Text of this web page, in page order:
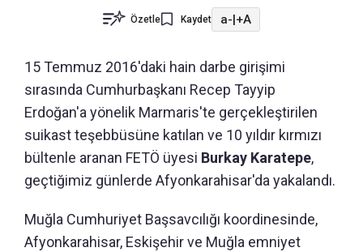
Özetle Kaydet a-|+A
15 Temmuz 2016'daki hain darbe girişimi
sırasında Cumhurbaşkanı Recep Tayyip
Erdoğan'a yönelik Marmaris'te gerçekleştirilen
suikast teşebbüsüne katılan ve 10 yıldır kırmızı
bültenle aranan FETÖ üyesi Burkay Karatepe,
geçtiğimiz günlerde Afyonkarahisar'da yakalandı.
Muğla Cumhuriyet Başsavcılığı koordinesinde,
Afyonkarahisar, Eskişehir ve Muğla emniyet